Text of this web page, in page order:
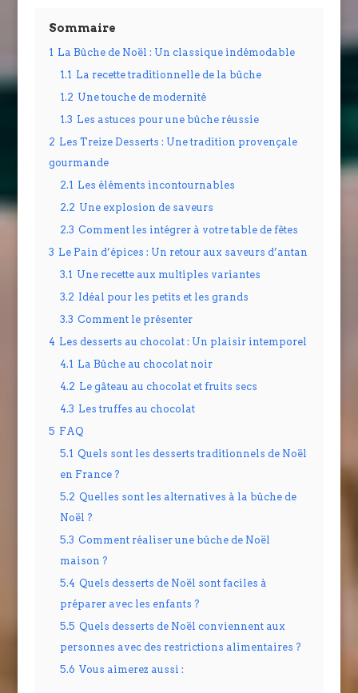
Sommaire
1 La Bûche de Noël : Un classique indémodable
1.1 La recette traditionnelle de la bûche
1.2 Une touche de modernité
1.3 Les astuces pour une bûche réussie
2 Les Treize Desserts : Une tradition provençale
gourmande
2.1 Les éléments incontournables
2.2 Une explosion de saveurs
2.3 Comment les intégrer à votre table de fêtes
3 Le Pain d’épices : Un retour aux saveurs d’antan
3.1 Une recette aux multiples variantes
3.2 Idéal pour les petits et les grands
3.3 Comment le présenter
4 Les desserts au chocolat : Un plaisir intemporel
4.1 La Bûche au chocolat noir
4.2 Le gâteau au chocolat et fruits secs
4.3 Les truffes au chocolat
5 FAQ
5.1 Quels sont les desserts traditionnels de Noël
en France ?
5.2 Quelles sont les alternatives à la bûche de
Noël ?
5.3 Comment réaliser une bûche de Noël
maison ?
5.4 Quels desserts de Noël sont faciles à
préparer avec les enfants ?
5.5 Quels desserts de Noël conviennent aux
personnes avec des restrictions alimentaires ?
5.6 Vous aimerez aussi :